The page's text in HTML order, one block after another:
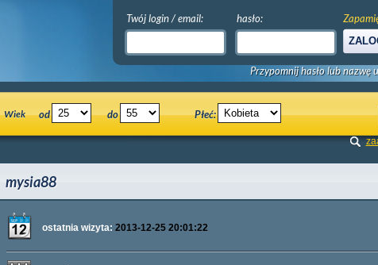
Twój login / email: hasło:
Przypomnij hasło lub nazwę
Wiek od do Płeć:
mysia88
ostatnia wizyta: 2013-12-25 20:01:22